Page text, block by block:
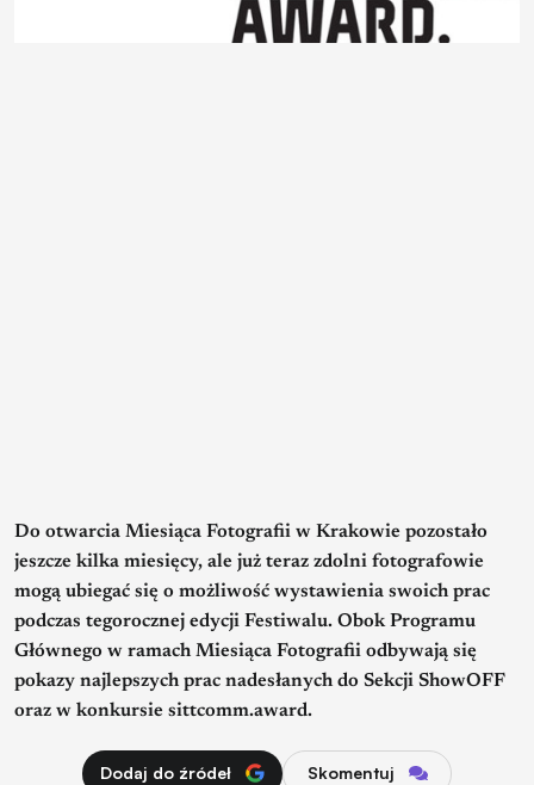
Do otwarcia Miesiąca Fotografii w Krakowie pozostało
jeszcze kilka miesięcy, ale już teraz zdolni fotografowie
mogą ubiegać się o możliwość wystawienia swoich prac
podczas tegorocznej edycji Festiwalu. Obok Programu
Głównego w ramach Miesiąca Fotografii odbywają się
pokazy najlepszych prac nadesłanych do Sekcji ShowOFF
oraz w konkursie sittcomm.award.
Dodaj do źródeł Skomentuj